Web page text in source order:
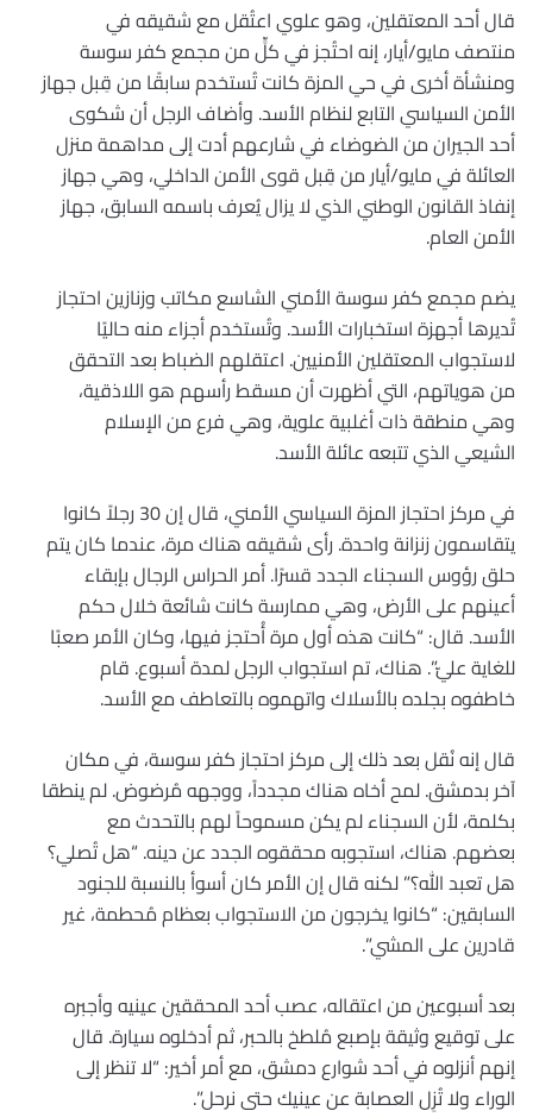
قال أحد المعتقلين، وهو علوي اعتُقل مع شقيقه في
منتصف مايو/أيار، إنه احتُجز في كلٍّ من مجمع كفر سوسة
ومنشأة أخرى في حي المزة كانت تُستخدم سابقًا من قِبل جهاز
الأمن السياسي التابع لنظام الأسد. وأضاف الرجل أن شكوى
أحد الجيران من الضوضاء في شارعهم أدت إلى مداهمة منزل
العائلة في مايو/أيار من قِبل قوى الأمن الداخلي، وهي جهاز
إنفاذ القانون الوطني الذي لا يزال يُعرف باسمه السابق، جهاز
الأمن العام.
يضم مجمع كفر سوسة الأمني ​​الشاسع مكاتب وزنازين احتجاز
تُديرها أجهزة استخبارات الأسد. وتُستخدم أجزاء منه حاليًا
لاستجواب المعتقلين الأمنيين. اعتقلهم الضباط بعد التحقق
من هوياتهم، التي أظهرت أن مسقط رأسهم هو اللاذقية،
وهي منطقة ذات أغلبية علوية، وهي فرع من الإسلام
الشيعي الذي تتبعه عائلة الأسد.
في مركز احتجاز المزة السياسي الأمني، قال إن 30 رجلاً كانوا
يتقاسمون زنزانة واحدة. رأى شقيقه هناك مرة، عندما كان يتم
حلق رؤوس السجناء الجدد قسرًا. أمر الحراس الرجال بإبقاء
أعينهم على الأرض، وهي ممارسة كانت شائعة خلال حكم
الأسد. قال: “كانت هذه أول مرة أُحتجز فيها، وكان الأمر صعبًا
للغاية عليّ”. هناك، تم استجواب الرجل لمدة أسبوع. قام
خاطفوه بجلده بالأسلاك واتهموه بالتعاطف مع الأسد.
قال إنه نُقل بعد ذلك إلى مركز احتجاز كفر سوسة، في مكان
آخر بدمشق. لمح أخاه هناك مجدداً، ووجهه مُرضوض. لم ينطقا
بكلمة، لأن السجناء لم يكن مسموحاً لهم بالتحدث مع
بعضهم. هناك، استجوبه محققوه الجدد عن دينه. “هل تُصلي؟
هل تعبد الله؟” لكنه قال إن الأمر كان أسوأ بالنسبة للجنود
السابقين: “كانوا يخرجون من الاستجواب بعظام مُحطمة، غير
قادرين على المشي”.
بعد أسبوعين من اعتقاله، عصب أحد المحققين عينيه وأجبره
على توقيع وثيقة بإصبع مُلطخ بالحبر، ثم أدخلوه سيارة. قال
إنهم أنزلوه في أحد شوارع دمشق، مع أمر أخير: “لا تنظر إلى
الوراء ولا تُزِل العصابة عن عينيك حتى نرحل”.